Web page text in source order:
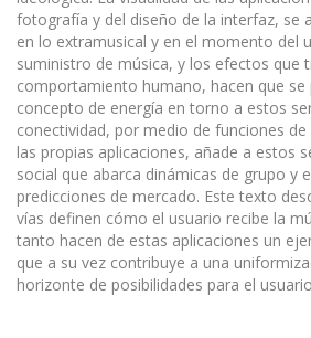
fotografía y del diseño de la interfaz, se
en lo extramusical y en el momento del
suministro de música, y los efectos que
comportamiento humano, hacen que se
concepto de energía en torno a estos
conectividad, por medio de funciones de
las propias aplicaciones, añade a estos
social que abarca dinámicas de grupo y
predicciones de mercado. Este texto
vías definen cómo el usuario recibe la
tanto hacen de estas aplicaciones un
que a su vez contribuye a una
horizonte de posibilidades para el